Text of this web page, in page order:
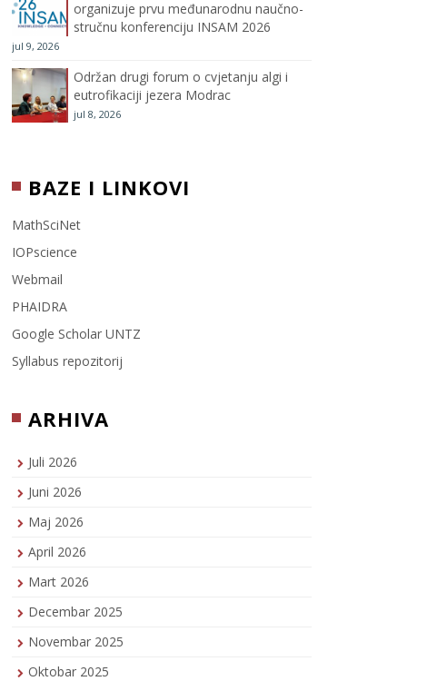
l
organizuje prvu međunarodnu naučno-
stručnu konferenciju INSAM 2026
jul 9, 2026
Održan drugi forum o cvjetanju algi i
eutrofikaciji jezera Modrac
jul 8, 2026
BAZE I LINKOVI
MathSciNet
IOPscience
Webmail
PHAIDRA
Google Scholar UNTZ
Syllabus repozitorij
ARHIVA
Juli 2026
Juni 2026
Maj 2026
April 2026
Mart 2026
Decembar 2025
Novembar 2025
Oktobar 2025